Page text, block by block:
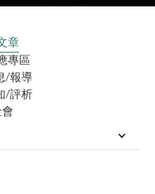
章
專區
/報導
/評析